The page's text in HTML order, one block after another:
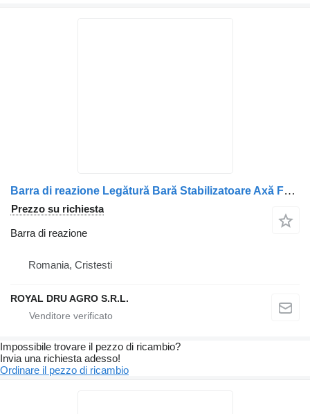
Barra di reazione Legătură Bară Stabilizatoare Axă Față per camion Scania 1391148 1477870 1482680 11
Prezzo su richiesta
Barra di reazione
Romania, Cristesti
ROYAL DRU AGRO S.R.L.
Impossibile trovare il pezzo di ricambio?
Invia una richiesta adesso!
Ordinare il pezzo di ricambio